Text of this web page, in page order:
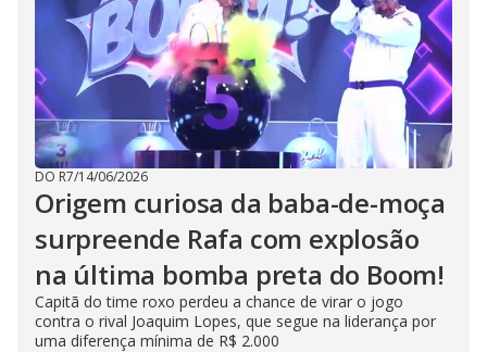
DO R7/14/06/2026
Origem curiosa da baba-de-moça
surpreende Rafa com explosão
na última bomba preta do Boom!
Capitã do time roxo perdeu a chance de virar o jogo
contra o rival Joaquim Lopes, que segue na liderança por
uma diferença mínima de R$ 2.000